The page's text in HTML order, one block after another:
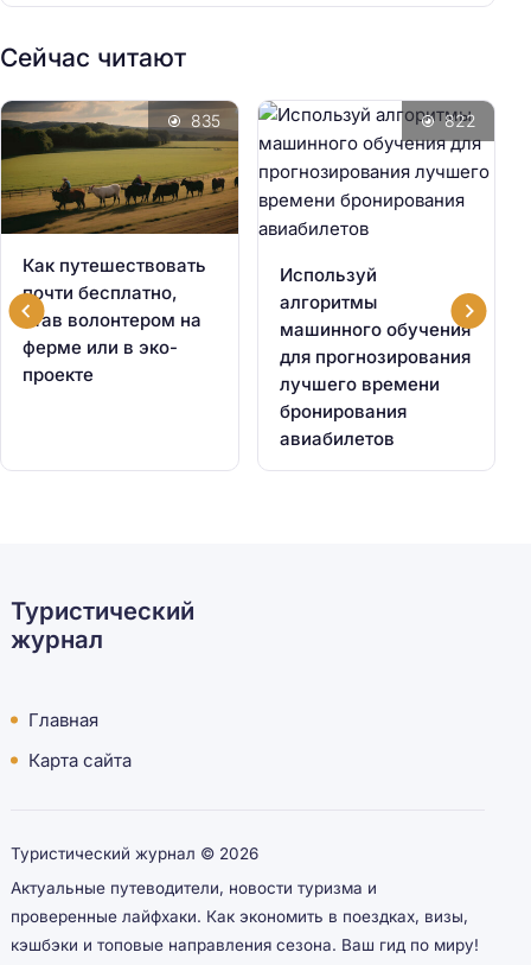
Сейчас читают
Как путешествовать
почти бесплатно,
став волонтером на
ферме или в эко-
проекте
835
Используй
алгоритмы
машинного обучения
для прогнозирования
лучшего времени
бронирования
авиабилетов
822
Туристический
журнал
Главная
Карта сайта
Туристический журнал © 2026
Актуальные путеводители, новости туризма и
проверенные лайфхаки. Как экономить в поездках, визы,
кэшбэки и топовые направления сезона. Ваш гид по миру!